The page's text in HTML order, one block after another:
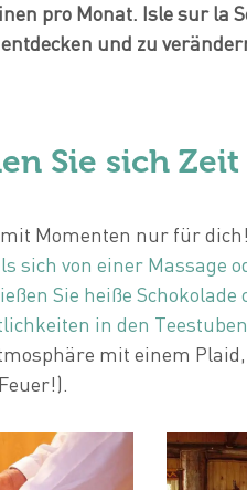
pro Monat. Isle sur la
und zu
Sie sich
Momenten nur für dich!
sich von einer Massage
Sie heiße
in den
mit einem